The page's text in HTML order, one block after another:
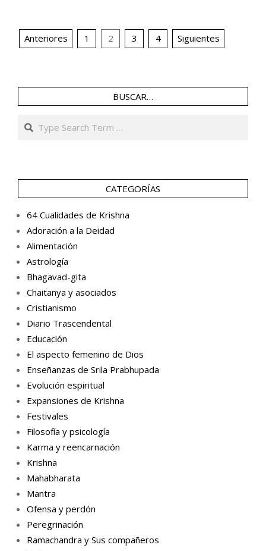
Navegación
Anteriores 1 2 3 4 Siguientes
BUSCAR…
Search
CATEGORÍAS
64 Cualidades de Krishna
Adoración a la Deidad
Alimentación
Astrología
Bhagavad-gita
Chaitanya y asociados
Cristianismo
Diario Trascendental
Educación
El aspecto femenino de Dios
Enseñanzas de Srila Prabhupada
Evolución espiritual
Expansiones de Krishna
Festivales
Filosofía y psicología
Karma y reencarnación
Krishna
Mahabharata
Mantra
Ofensa y perdón
Peregrinación
Ramachandra y Sus compañeros